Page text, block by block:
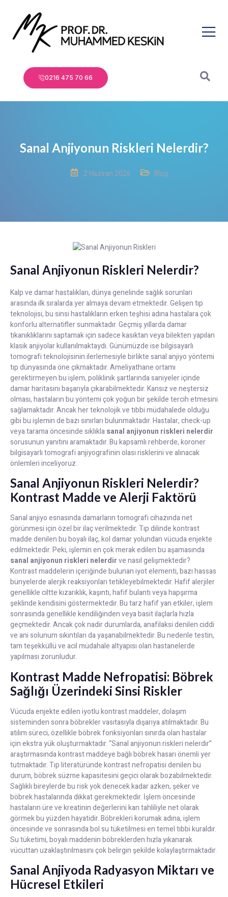
0216 475 70 66
Sanal Anjiyonun Riskleri Nelerdir?
2 Haziran 2026 Blog
Sanal Anjiyonun Riskleri Nelerdir?
Kalp ve damar hastalıkları, dünya genelinde sağlık sorunları
arasında ilk sıralarda yer almaya devam etmektedir. Gelişen tıp
teknolojisi, bu sinsi hastalıkların erken teşhisi adına hastalara çok
konforlu alternatifler sunmaktadır. Geçmiş yıllarda damar
tıkanıklıklarını saptamak için sadece kasıktan veya bilekten yapılan
klasik anjiyolar kullanılmaktaydı. Günümüzde ise bilgisayarlı
tomografi teknolojisinin ilerlemesiyle birlikte sanal anjiyo yöntemi
tıp dünyasında öne çıkmaktadır. Ameliyathane ortamı
gerektirmeyen bu işlem, poliklinik şartlarında saniyeler içinde
damar haritasını başarıyla çıkarabilmektedir. Kansız ve neştersiz
olması, hastaların bu yöntemi çok yoğun bir şekilde tercih etmesini
sağlamaktadır. Ancak her teknolojik ve tıbbi müdahalede olduğu
gibi bu işlemin de bazı sınırları bulunmaktadır. Hastalar, check-up
veya tarama öncesinde sıklıklasanal anjiyonun riskleri nelerdir
sorusunun yanıtını aramaktadır. Bu kapsamlı rehberde, koroner
bilgisayarlı tomografi anjiyografinin olası risklerini ve alınacak
önlemleri inceliyoruz.
Sanal Anjiyonun Riskleri Nelerdir?
Kontrast Madde ve Alerji Faktörü
Sanal anjiyo esnasında damarların tomografi cihazında net
görünmesi için özel bir ilaç verilmektedir. Tıp dilinde kontrast
madde denilen bu boyalı ilaç, kol damar yolundan vücuda enjekte
edilmektedir. Peki, işlemin en çok merak edilen bu aşamasında
sanal anjiyonun riskleri nelerdirve nasıl gelişmektedir?
Kontrast maddelerin içeriğinde bulunan iyot elementi, bazı hassas
bünyelerde alerjik reaksiyonları tetikleyebilmektedir. Hafif alerjiler
genellikle ciltte kızarıklık, kaşıntı, hafif bulantı veya hapşırma
şeklinde kendisini göstermektedir. Bu tarz hafif yan etkiler, işlem
sonrasında genellikle kendiliğinden veya basit ilaçlarla hızla
geçmektedir. Ancak çok nadir durumlarda, anafilaksi denilen ciddi
ve ani solunum sıkıntıları da yaşanabilmektedir. Bu nedenle testin,
tam teşekküllü ve acil müdahale altyapısı olan hastanelerde
yapılması zorunludur.
Kontrast Madde Nefropatisi: Böbrek
Sağlığı Üzerindeki Sinsi Riskler
Vücuda enjekte edilen iyotlu kontrast maddeler, dolaşım
sisteminden sonra böbrekler vasıtasıyla dışarıya atılmaktadır. Bu
atılım süreci, özellikle böbrek fonksiyonları sınırda olan hastalar
için ekstra yük oluşturmaktadır. “Sanal anjiyonun riskleri nelerdir”
araştırmasında kontrast maddeye bağlı böbrek hasarı önemli yer
tutmaktadır. Tıp literatüründe kontrast nefropatisi denilen bu
durum, böbrek süzme kapasitesini geçici olarak bozabilmektedir.
Sağlıklı bireylerde bu risk yok denecek kadar azken, şeker ve
böbrek hastalarında dikkat gerekmektedir. İşlem öncesinde
hastaların üre ve kreatinin değerlerini kan tahliliyle net olarak
görmek bu yüzden hayatidir. Böbrekleri korumak adına, işlem
öncesinde ve sonrasında bol su tüketilmesi en temel tıbbi kuraldır.
Su tüketimi, boyalı maddenin böbreklerden hızla yıkanarak
vücuttan uzaklaştırılmasını çok belirgin şekilde kolaylaştırmaktadır.
Sanal Anjiyoda Radyasyon Miktarı ve
Hücresel Etkileri